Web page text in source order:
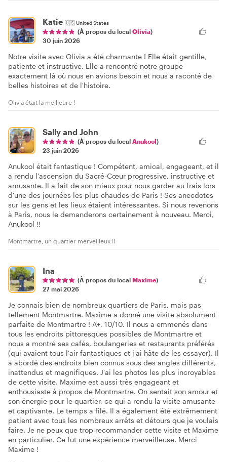
Katie 🇺🇸United States
(À propos du local Olivia)
30 juin 2026
Notre visite avec Olivia a été charmante ! Elle était gentille,
patiente et instructive. Elle a rencontré notre groupe
exactement là où nous en avions besoin et nous a raconté de
belles histoires et de l'histoire.
Olivia était la meilleure !
Sally and John
(À propos du local Anukool)
23 juin 2026
Anukool était fantastique ! Compétent, amical, engageant, et il
a rendu l'ascension du Sacré-Cœur progressive, instructive et
amusante. Il a fait de son mieux pour nous garder au frais lors
d'une des journées les plus chaudes de Paris ! Ses anecdotes
sur les gens et les lieux étaient intéressantes. Si nous revenons
à Paris, nous le demanderons certainement à nouveau. Merci,
Anukool !!
Montmartre, un quartier merveilleux !!
Ina
(À propos du local Maxime)
27 mai 2026
Je connais bien de nombreux quartiers de Paris, mais pas
tellement Montmartre. Maxime a donné une visite absolument
parfaite de Montmartre ! A+, 10/10. Il nous a emmenés dans
tous les endroits pittoresques possibles de Montmartre et
nous a montré ses cafés, boulangeries et restaurants préférés
(qui avaient tous l'air fantastiques et j'ai hâte de les essayer). Il
a abordé des endroits bien connus sous des angles différents,
inattendus et magnifiques. J'ai les photos les plus incroyables
de cette visite. Maxime est aussi très engageant et
enthousiaste à propos de Montmartre. On sentait son amour et
son énergie pour le quartier, ce qui a rendu la visite amusante
et captivante. Le temps a filé. Il a également été extrêmement
patient avec tous les nombreux arrêts et détours que je voulais
faire. Je ne peux que trop recommander cette visite et Maxime
en particulier. Ce fut une expérience merveilleuse. Merci
Maxime !